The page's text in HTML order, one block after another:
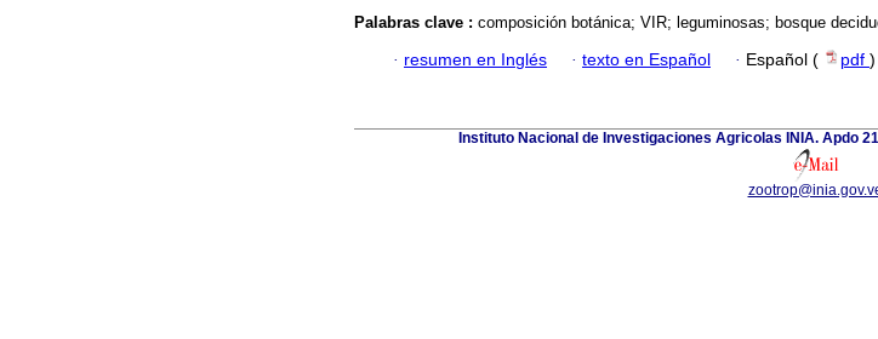
Palabras clave : composición botánica; VIR; leguminosas; bosque
· resumen en Inglés · texto en Español · Español ( pdf )
Instituto Nacional de Investigaciones Agricolas INIA. Apdo